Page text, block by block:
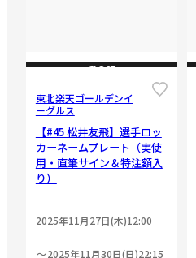
CLOSE
東北楽天ゴールデンイ
ーグルス
【#45 松井友飛】選手ロッ
カーネームプレート（実使
用・直筆サイン＆特注額入
り）
2025年11月27日(木)12:00
2025年11月30日(日)22:15